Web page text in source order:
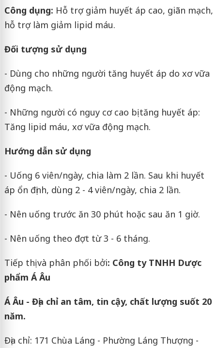
Công dụng: Hỗ trợ giảm huyết áp cao, giãn mạch,
hỗ trợ làm giảm lipid máu.
Đối tượng sử dụng
- Dùng cho những người tăng huyết áp do xơ vữa
động mạch.
- Những người có nguy cơ cao bị tăng huyết áp:
Tăng lipid máu, xơ vữa động mạch.
Hướng dẫn sử dụng
- Uống 6 viên/ngày, chia làm 2 lần. Sau khi huyết
áp ổn định, dùng 2 - 4 viên/ngày, chia 2 lần.
- Nên uống trước ăn 30 phút hoặc sau ăn 1 giờ.
- Nên uống theo đợt từ 3 - 6 tháng.
Tiếp thị và phân phối bởi: Công ty TNHH Dược
phẩm Á Âu
Á Âu - Địa chỉ an tâm, tin cậy, chất lượng suốt 20
năm.
Địa chỉ: 171 Chùa Láng - Phường Láng Thượng -